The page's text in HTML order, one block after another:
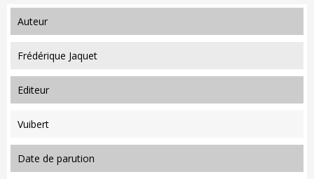
auteur
Frédérique Jaquet
editeur
Vuibert
date de parution